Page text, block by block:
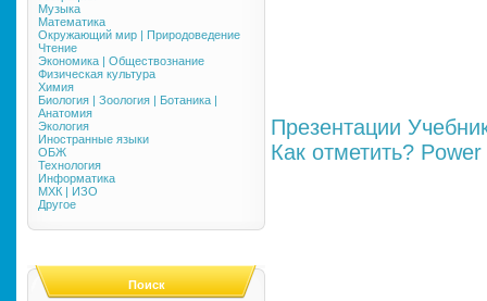
Музыка
Математика
Окружающий мир | Природоведение
Чтение
Экономика | Обществознание
Физическая культура
Химия
Биология | Зоология | Ботаника |
Анатомия
Экология
Иностранные языки
ОБЖ
Технология
Информатика
МХК | ИЗО
Другое
Поиск
Презентации
Как отметить?